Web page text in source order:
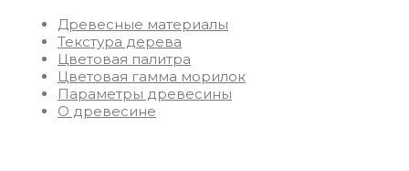
Древесные материалы
Текстура дерева
Цветовая палитра
Цветовая гамма морилок
Параметры древесины
О древесине